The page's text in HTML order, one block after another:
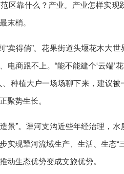
区靠什么？产业。产业怎样实
末梢。
“卖得俏”。花果街道头堰花木大
电商跟不上。“能不能建个‘云端’
、种植大户一场场聊下来，建议
聚势生长。
造景”。犟河支沟近些年经治理，
实现犟河流域生产、生活、生态“
动生态优势变成文旅优势。